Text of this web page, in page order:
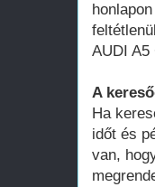
AUDI A5
A
Ha
időt és
van,